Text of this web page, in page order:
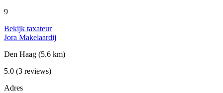
9
Bekijk taxateur
Jora Makelaardij
Den Haag (5.6 km)
5.0 (3 reviews)
Adres